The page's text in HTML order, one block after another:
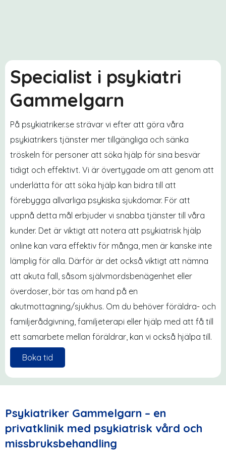
Specialist i psykiatri
Gammelgarn
På psykiatriker.se strävar vi efter att göra våra
psykiatrikers tjänster mer tillgängliga och sänka
tröskeln för personer att söka hjälp för sina besvär
tidigt och effektivt. Vi är övertygade om att genom att
underlätta för att söka hjälp kan bidra till att
förebygga allvarliga psykiska sjukdomar. För att
uppnå detta mål erbjuder vi snabba tjänster till våra
kunder. Det är viktigt att notera att psykiatrisk hjälp
online kan vara effektiv för många, men är kanske inte
lämplig för alla. Därför är det också viktigt att nämna
att akuta fall, såsom självmordsbenägenhet eller
överdoser, bör tas om hand på en
akutmottagning/sjukhus. Om du behöver föräldra- och
familjerådgivning, familjeterapi eller hjälp med att få till
ett samarbete mellan föräldrar, kan vi också hjälpa till.
Boka tid
Psykiatriker Gammelgarn – en
privatklinik med psykiatrisk vård och
missbruksbehandling